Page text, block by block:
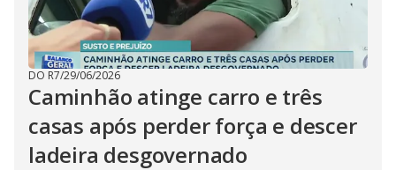
DO R7/29/06/2026
Caminhão atinge carro e três
casas após perder força e descer
ladeira desgovernado